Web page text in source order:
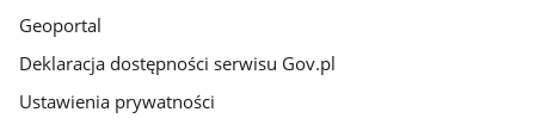
Geoportal
Deklaracja dostępności serwisu Gov.pl
Ustawienia prywatności